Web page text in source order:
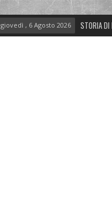
giovedì , 6 Agosto 2026 STORIA DI